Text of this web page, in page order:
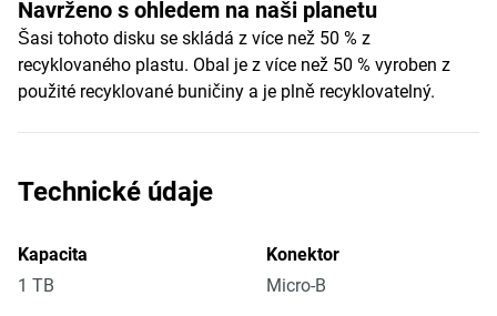
Navrženo s ohledem na naši planetu
Šasi tohoto disku se skládá z více než 50 % z
recyklovaného plastu. Obal je z více než 50 % vyroben z
použité recyklované buničiny a je plně recyklovatelný.
Technické údaje
Kapacita
1 TB
Konektor
Micro-B